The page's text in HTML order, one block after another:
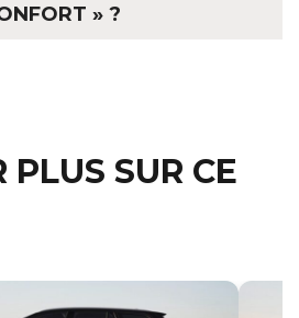
» ?
PLUS SUR CE